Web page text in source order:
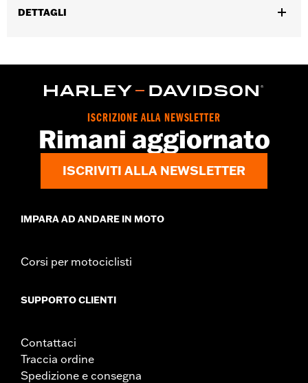
DETTAGLI
Contenuto della confezione:Lucchetto e istruzioni
Prima di adoperare la motocicletta, rimuovere il
lucchetto. La mancata rimozione del lucchetto
può provocare lesioni gravi o morte.
ISCRIZIONE ALLA NEWSLETTER
Rimani aggiornato
ISCRIVITI ALLA NEWSLETTER
IMPARA AD ANDARE IN MOTO
Corsi per motociclisti
SUPPORTO CLIENTI
Contattaci
Traccia ordine
Spedizione e consegna